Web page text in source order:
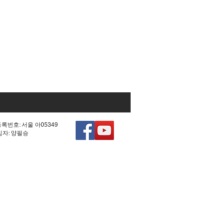
번호: 서울 아05349
: 양필승